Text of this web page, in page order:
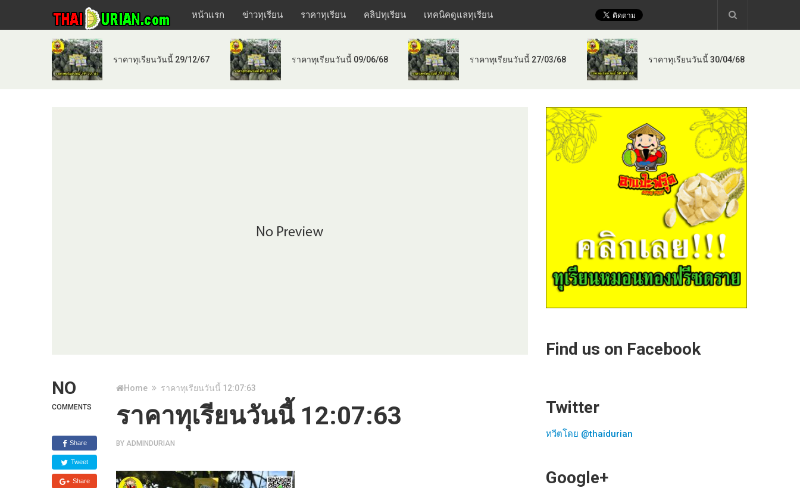
หน้าแรก ข่าวทุเรียน ราคาทุเรียน คลิปทุเรียน เทคนิคดูแลทุเรียน
ราคาทุเรียนวันนี้ 29/12/67 ราคาทุเรียนวันนี้ 09/06/68 ราคาทุเรียนวันนี้ 27/03/68 ราคาทุเรียนวันนี้ 30/04/68
NO
COMMENTS
Share
Tweet
Share
Home ราคาทุเรียนวันนี้ 12:07:63
ราคาทุเรียนวันนี้ 12:07:63
BY ADMINDURIAN
Find us on Facebook
Twitter
ทวีตโดย @thaidurian
Google+